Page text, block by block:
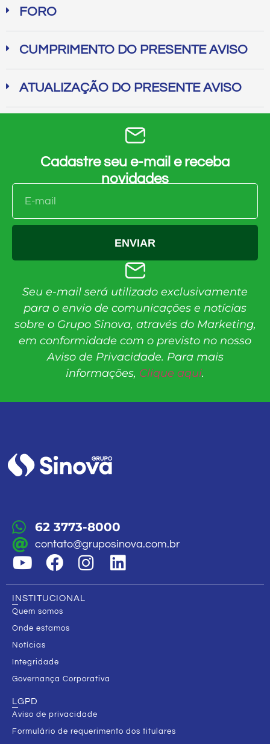
FORO
CUMPRIMENTO DO PRESENTE AVISO
ATUALIZAÇÃO DO PRESENTE AVISO
Cadastre seu e-mail e receba
novidades
ENVIAR
Seu e-mail será utilizado exclusivamente
para o envio de comunicações e notícias
sobre o Grupo Sinova, através do Marketing,
em conformidade com o previsto no nosso
Aviso de Privacidade. Para mais
informações, Clique aqui.
62 3773-8000
contato@gruposinova.com.br
INSTITUCIONAL
Quem somos
Onde estamos
Notícias
Integridade
Governança Corporativa
LGPD
Aviso de privacidade
Formulário de requerimento dos titulares